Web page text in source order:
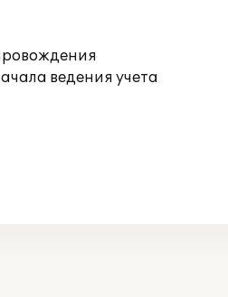
ведения учета